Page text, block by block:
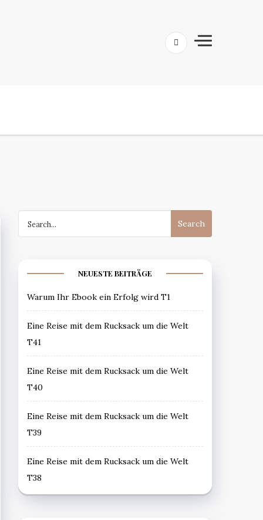
for:
NEUESTE BEITRÄGE
Warum Ihr Ebook ein Erfolg wird T1
Eine Reise mit dem Rucksack um die Welt
T41
Eine Reise mit dem Rucksack um die Welt
T40
Eine Reise mit dem Rucksack um die Welt
T39
Eine Reise mit dem Rucksack um die Welt
T38